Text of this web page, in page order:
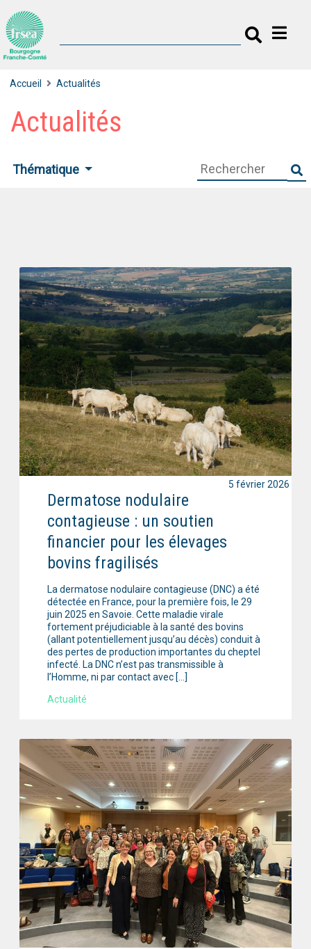
Accueil Actualités
Actualités
Thématique
Dermatose nodulaire
contagieuse : un soutien
financier pour les élevages
bovins fragilisés
La dermatose nodulaire contagieuse (DNC) a été
détectée en France, pour la première fois, le 29
juin 2025 en Savoie. Cette maladie virale
fortement préjudiciable à la santé des bovins
(allant potentiellement jusqu’au décès) conduit à
des pertes de production importantes du cheptel
infecté. La DNC n’est pas transmissible à
l’Homme, ni par contact avec […]
Actualité
5 février 2026